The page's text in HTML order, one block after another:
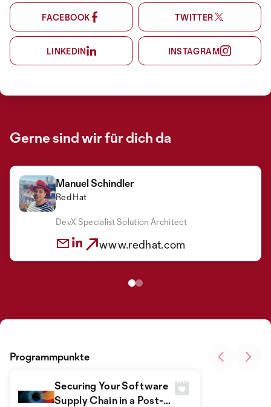
FACEBOOK TWITTER
LINKEDIN INSTAGRAM
Gerne sind wir für dich da
Manuel Schindler
Red Hat
DevX Specialist Solution Architect
www.redhat.com
Senior Marketing Manager
Securing Your Software
Supply Chain in a Post-
Programmpunkte